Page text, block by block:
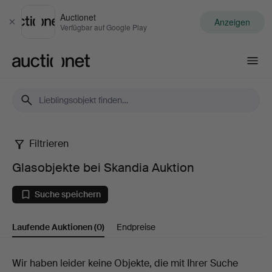
Schließen
Auctionet
Verfügbar auf Google Play Anzeigen
Glasobjekte
bei
Skandia
Auktion
Filtrieren
Glasobjekte bei Skandia Auktion
Suche speichern
Laufende Auktionen(0) Endpreise
Laufende
Wir haben leider keine Objekte, die mit Ihrer Suche